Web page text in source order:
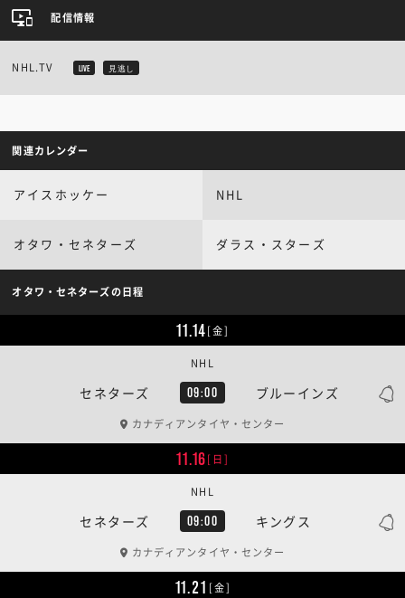
配信情報
NHL.TV LIVE 見逃し
関連カレンダー
アイスホッケー NHL
オタワ・セネターズ ダラス・スターズ
オタワ・セネターズの日程
11.14[金]
セネターズ 09:00 ブルーインズ
NHL
カナディアンタイヤ・センター
11.16[日]
セネターズ 09:00 キングス
NHL
カナディアンタイヤ・センター
11.21 [金]